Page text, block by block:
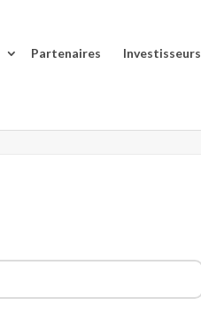
Partenaires Investisseurs